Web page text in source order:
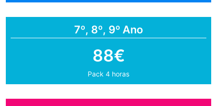
7º, 8º, 9º Ano
88€
Pack 4 horas